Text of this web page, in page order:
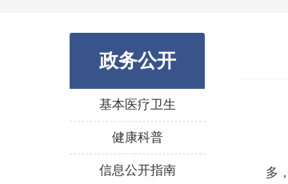
政务公开
基本医疗卫生
健康科普
信息公开指南 多